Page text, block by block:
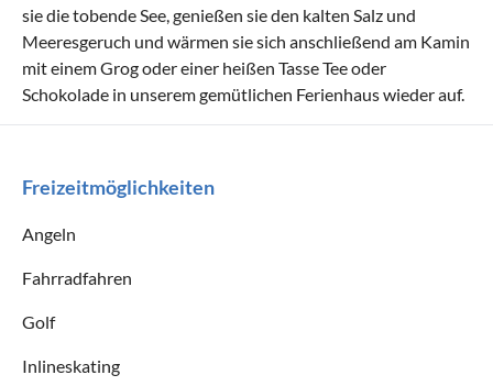
sie die tobende See, genießen sie den kalten Salz und
Meeresgeruch und wärmen sie sich anschließend am Kamin
mit einem Grog oder einer heißen Tasse Tee oder
Schokolade in unserem gemütlichen Ferienhaus wieder auf.
Freizeitmöglichkeiten
Angeln
Fahrradfahren
Golf
Inlineskating